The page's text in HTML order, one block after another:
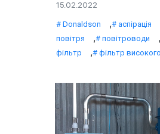
15.02.2022
Donaldson , аспірація
повітря
, повітроводи ,
фільтр
, фільтр